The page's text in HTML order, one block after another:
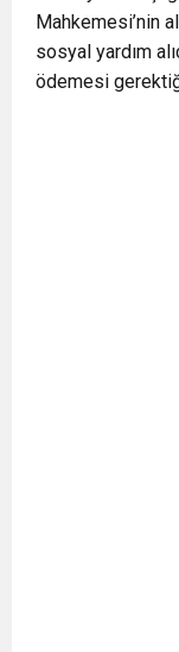
0:12 Nar suyunun
0:07 DİTİB
Mahkemesi’nin
sosyal yardım
ödemesi